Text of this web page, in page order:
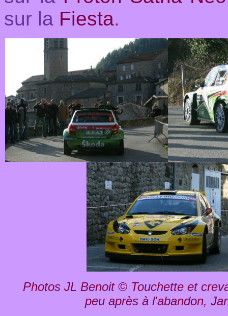
sur la Fiesta.
Photos JL Benoit © Touchette et
peu après à l'abandon,